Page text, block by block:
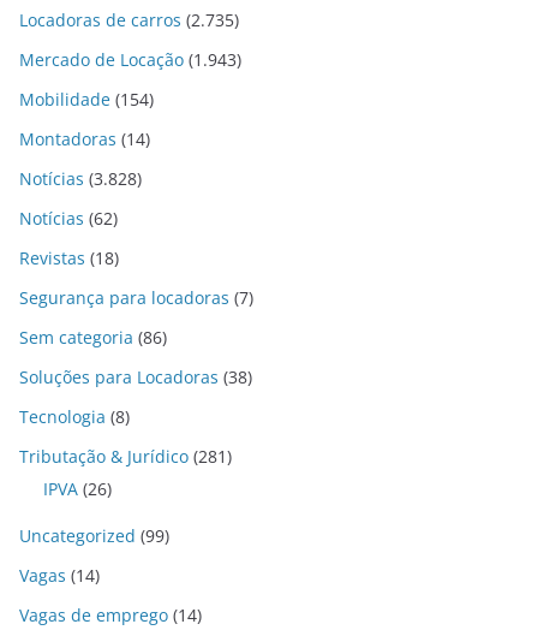
Locadoras de carros (2.735)
Mercado de Locação (1.943)
Mobilidade (154)
Montadoras (14)
Notícias (3.828)
Notícias (62)
Revistas (18)
Segurança para locadoras (7)
Sem categoria (86)
Soluções para Locadoras (38)
Tecnologia (8)
Tributação & Jurídico (281)
IPVA (26)
Uncategorized (99)
Vagas (14)
Vagas de emprego (14)